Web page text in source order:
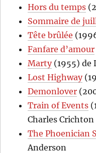
Hors du temps
Sommaire de
Tête brûlée
Fanfare d’amour
Marty(1955) de
Lost Highway
Demonlover
Train of Events
Charles Crichton
The Phoenician
Anderson